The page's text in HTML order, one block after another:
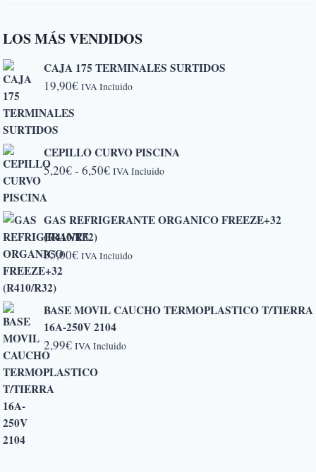
LOS MÁS VENDIDOS
CAJA 175 TERMINALES SURTIDOS
19,90€ IVA Incluido
CEPILLO CURVO PISCINA
5,20€- 6,50€Rango
desde
hasta
IVA Incluido
GAS REFRIGERANTE ORGANICO FREEZE+32
(R410/R32)
35,00€ IVA Incluido
BASE MOVIL CAUCHO TERMOPLASTICO T/TIERRA
16A-250V 2104
2,99€ IVA Incluido